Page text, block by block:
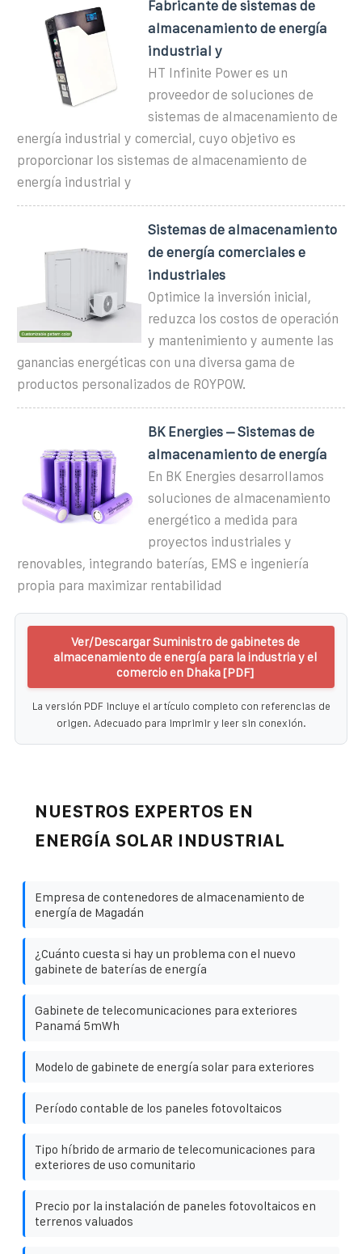
Fabricante de sistemas de
almacenamiento de energía
industrial y
HT Infinite Power es un
proveedor de soluciones de
sistemas de almacenamiento de
energía industrial y comercial, cuyo objetivo es
proporcionar los sistemas de almacenamiento de
energía industrial y
Sistemas de almacenamiento
de energía comerciales e
industriales
Optimice la inversión inicial,
reduzca los costos de operación
y mantenimiento y aumente las
ganancias energéticas con una diversa gama de
productos personalizados de ROYPOW.
BK Energies – Sistemas de
almacenamiento de energía
En BK Energies desarrollamos
soluciones de almacenamiento
energético a medida para
proyectos industriales y
renovables, integrando baterías, EMS e ingeniería
propia para maximizar rentabilidad
Ver/Descargar Suministro de gabinetes de
almacenamiento de energía para la industria y el
comercio en Dhaka [PDF]
La versión PDF incluye el artículo completo con referencias de
origen. Adecuado para imprimir y leer sin conexión.
NUESTROS EXPERTOS EN
ENERGÍA SOLAR INDUSTRIAL
Empresa de contenedores de almacenamiento de
energía de Magadán
¿Cuánto cuesta si hay un problema con el nuevo
gabinete de baterías de energía
Gabinete de telecomunicaciones para exteriores
Panamá 5mWh
Modelo de gabinete de energía solar para exteriores
Período contable de los paneles fotovoltaicos
Tipo híbrido de armario de telecomunicaciones para
exteriores de uso comunitario
Precio por la instalación de paneles fotovoltaicos en
terrenos valuados